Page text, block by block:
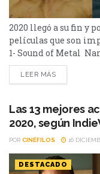
2020 llegó a su fin y
películas que son
1- Sound of Metal
una banda de
Dirigida por Darius
¿Alguna vez te has
LEER MÁS
Las 13 mejores
2020, según
POR CINÉFILOS 16
DESTACADO